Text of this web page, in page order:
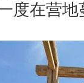
度在营地